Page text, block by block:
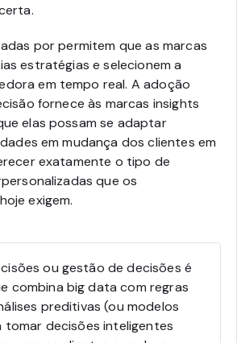
por permitem que as marcas
estratégias e selecionem a
em tempo real. A adoção
fornece às marcas insights
elas possam se adaptar
em mudança dos clientes em
exatamente o tipo de
que os
exigem.
ou gestão de decisões é
combina big data com regras
preditivas (ou modelos
tomar decisões inteligentes